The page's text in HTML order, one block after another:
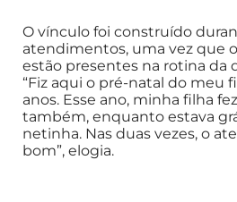
O vínculo foi construído
atendimentos, uma vez que
estão presentes na rotina da
“Fiz aqui o pré-natal do meu
anos. Esse ano, minha filha
também, enquanto estava
netinha. Nas duas vezes, o
bom”, elogia.